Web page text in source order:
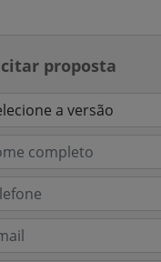
proposta